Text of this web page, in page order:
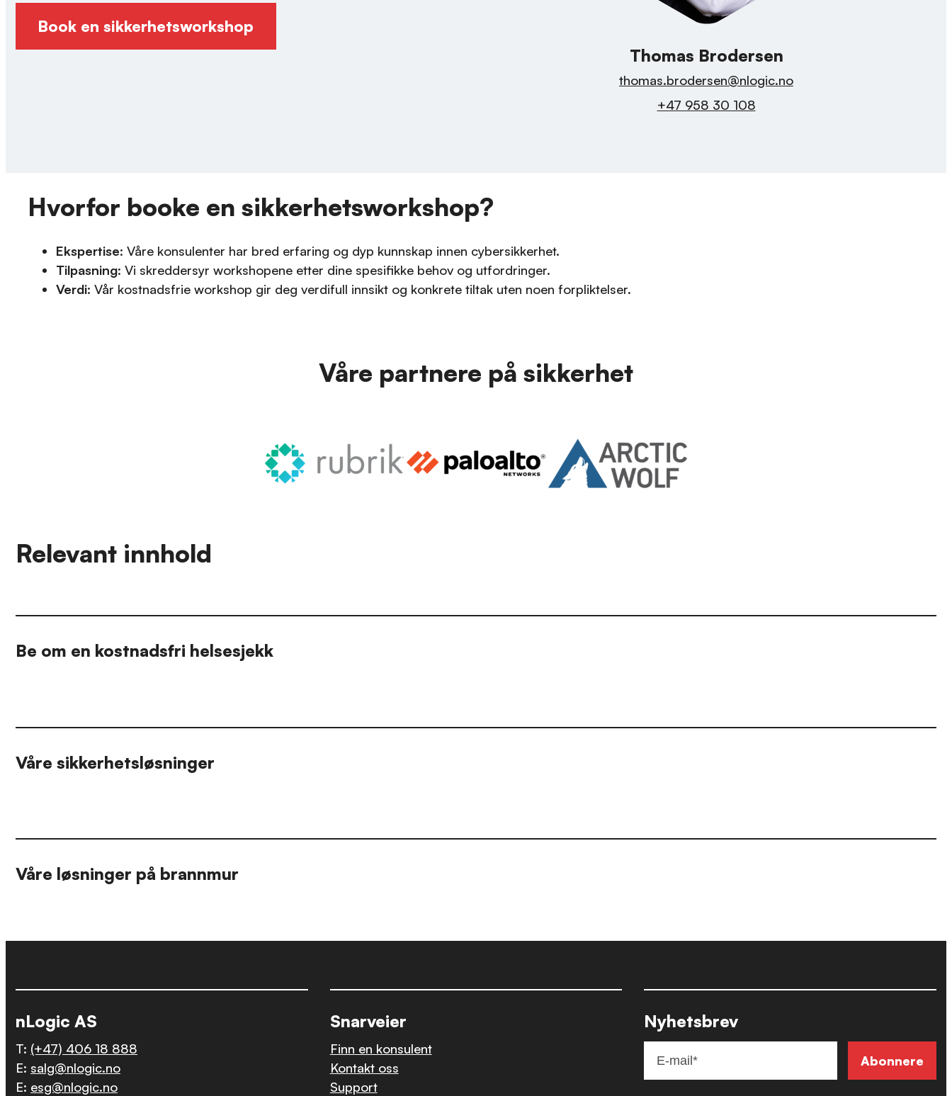
Book en sikkerhetsworkshop
Thomas Brodersen
thomas.brodersen@nlogic.no
+47 958 30 108
Hvorfor booke en sikkerhetsworkshop?
Ekspertise: Våre konsulenter har bred erfaring og dyp kunnskap innen cybersikkerhet.
Tilpasning: Vi skreddersyr workshopene etter dine spesifikke behov og utfordringer.
Verdi: Vår kostnadsfrie workshop gir deg verdifull innsikt og konkrete tiltak uten noen forpliktelser.
Våre partnere på sikkerhet
Relevant innhold
Be om en kostnadsfri helsesjekk
Våre sikkerhetsløsninger
Våre løsninger på brannmur
nLogic AS
T: (+47) 406 18 888
E: salg@nlogic.no
E: esg@nlogic.no
Snarveier
Finn en konsulent
Kontakt oss
Support
Nyhetsbrev